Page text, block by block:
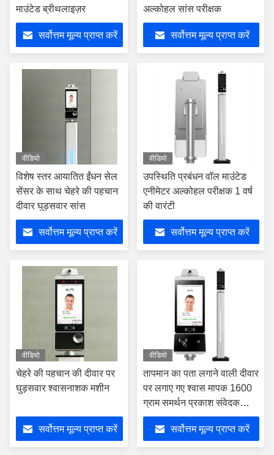
माउंटेड ब्रीथलाइज़र
सर्वोत्तम मूल्य प्राप्त करें
अल्कोहल सांस परीक्षक
सर्वोत्तम मूल्य प्राप्त करें
वीडियो
विशेष स्तर आयातित ईंधन सेल
सेंसर के साथ चेहरे की पहचान
दीवार घुड़सवार सांस
सर्वोत्तम मूल्य प्राप्त करें
वीडियो
उपस्थिति प्रबंधन वॉल माउंटेड
एनीमेटर अल्कोहल परीक्षक 1 वर्ष
की वारंटी
सर्वोत्तम मूल्य प्राप्त करें
वीडियो
चेहरे की पहचान की दीवार पर
घुड़सवार श्वासनाशक मशीन
सर्वोत्तम मूल्य प्राप्त करें
वीडियो
तापमान का पता लगाने वाली दीवार
पर लगाए गए श्वास मापक 1600
ग्राम समर्थन प्रकाश संवेदक
संकेत
सर्वोत्तम मूल्य प्राप्त करें